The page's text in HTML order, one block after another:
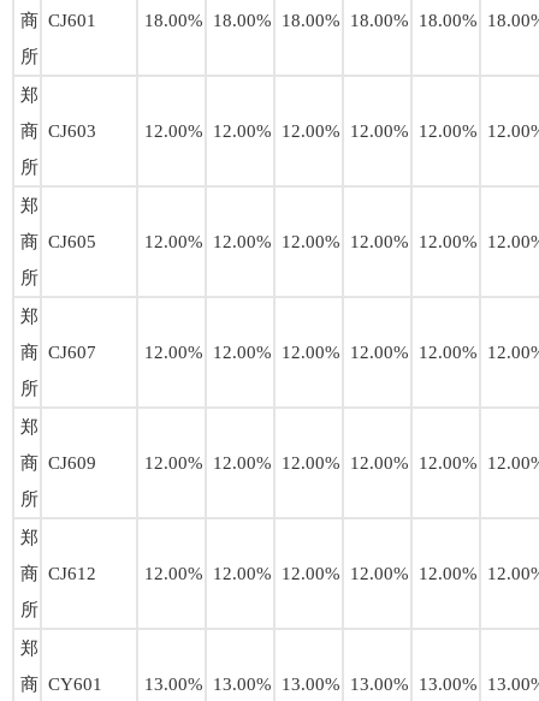
商
所
CJ601 18.00% 18.00% 18.00% 18.00% 18.00%
郑
商
所
CJ603 12.00% 12.00% 12.00% 12.00% 12.00%
郑
商
所
CJ605 12.00% 12.00% 12.00% 12.00% 12.00%
郑
商
所
CJ607 12.00% 12.00% 12.00% 12.00% 12.00%
郑
商
所
CJ609 12.00% 12.00% 12.00% 12.00% 12.00%
郑
商
所
CJ612 12.00% 12.00% 12.00% 12.00% 12.00%
郑
商 CY601 13.00% 13.00% 13.00% 13.00% 13.00%